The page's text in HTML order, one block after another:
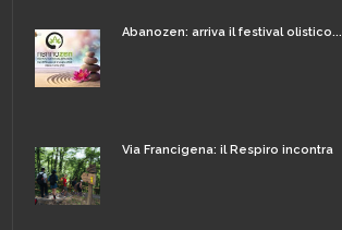
Abanozen: arriva il festival olistico...
Via Francigena: il Respiro incontra